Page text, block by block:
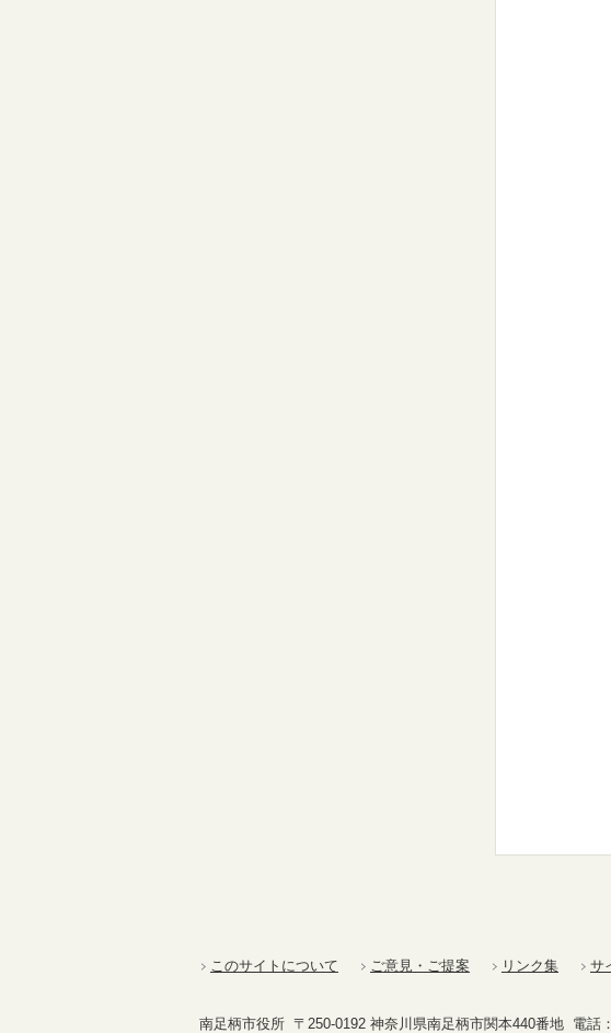
このサイトについて ご意見・ご提案 リンク集 サ
南足柄市役所 〒250-0192 神奈川県南足柄市関本440番地 電話